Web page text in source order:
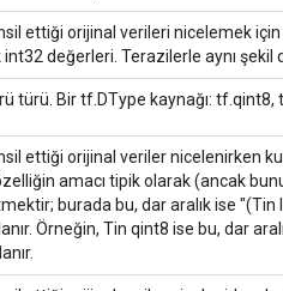
ettiği orijinal verileri nicelemek için
int32 değerleri. Terazilerle aynı şekil
türü. Bir tf.DType kaynağı:
ettiği orijinal veriler nicelenirken
amacı tipik olarak (ancak
burada bu, dar aralık ise
Örneğin, Tin qint8 ise bu, dar